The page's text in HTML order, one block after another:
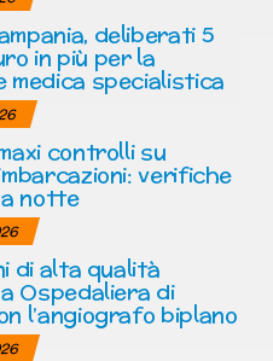
deliberati 5
in più per la
medica specialistica
controlli su
verifiche
notte
di alta qualità
Ospedaliera di
l’angiografo biplano